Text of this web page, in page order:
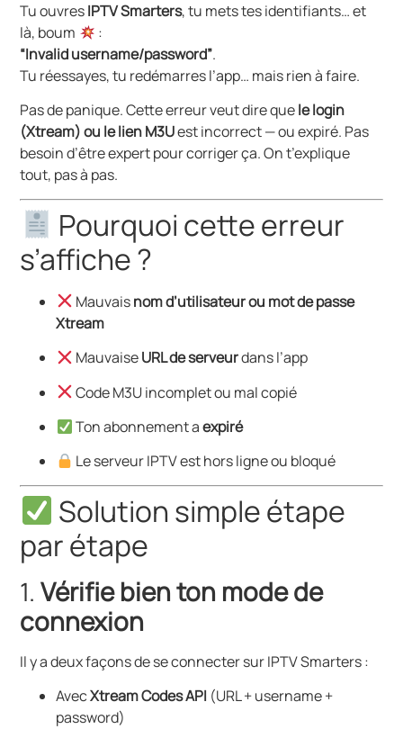
Tu ouvresIPTV Smarters, tu mets tes identifiants… et
là, boum
:
“Invalid username/password”.
Tu réessayes, tu redémarres l’app… mais rien à faire.
Pas de panique. Cette erreur veut dire quele login
(Xtream) ou le lien M3Uest incorrect — ou expiré. Pas
besoin d’être expert pour corriger ça. On t’explique
tout, pas à pas.
Pourquoi cette erreur
s’affiche ?
Mauvaisnom d’utilisateur ou mot de passe
Xtream
MauvaiseURL de serveurdans l’app
Code M3U incomplet ou mal copié
Ton abonnement aexpiré
Le serveur IPTV est hors ligne ou bloqué
Solution simple étape
par étape
1.Vérifie bien ton mode de
connexion
Il y a deux façons de se connecter sur IPTV Smarters :
AvecXtream Codes API (URL + username +
password)